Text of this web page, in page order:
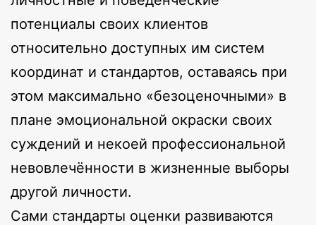
потенциалы своих клиентов
относительно доступных им систем
координат и стандартов, оставаясь при
этом максимально «безоценочными» в
плане эмоциональной окраски своих
суждений и некоей профессиональной
невовлечённости в жизненные выборы
другой личности.
Сами стандарты оценки развиваются